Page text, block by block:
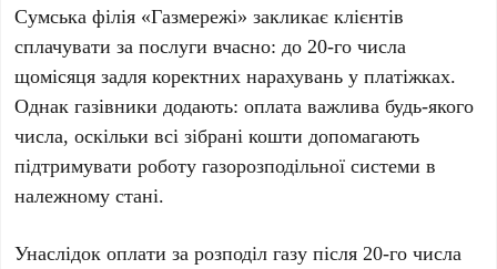
Сумська філія «Газмережі» закликає клієнтів
сплачувати за послуги вчасно: до 20-го числа
щомісяця задля коректних нарахувань у платіжках.
Однак газівники додають: оплата важлива будь-якого
числа, оскільки всі зібрані кошти допомагають
підтримувати роботу газорозподільної системи в
належному стані.
Унаслідок оплати за розподіл газу після 20-го числа